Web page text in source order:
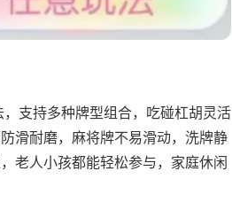
，支持多种牌型组合，吃碰杠胡灵活
滑耐磨，麻将牌不易滑动，洗牌静
老人小孩都能轻松参与，家庭休闲